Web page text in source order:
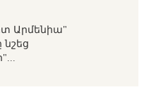
Արմենիա"